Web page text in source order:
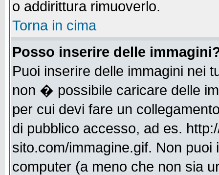
o addirittura rimuoverlo.
Torna in cima
Posso inserire delle
Puoi inserire delle immagini nei
non � possibile caricare delle
per cui devi fare un
di pubblico accesso, ad es.
sito.com/immagine.gif. Non
computer (a meno che non sia